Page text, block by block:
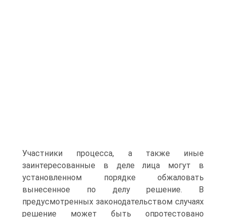
Участники процесса, а также иные
заинтересованные в деле лица могут в
установленном порядке обжаловать
вынесенное по делу решение. В
предусмотренных законодательством случаях
решение может быть опротестовано